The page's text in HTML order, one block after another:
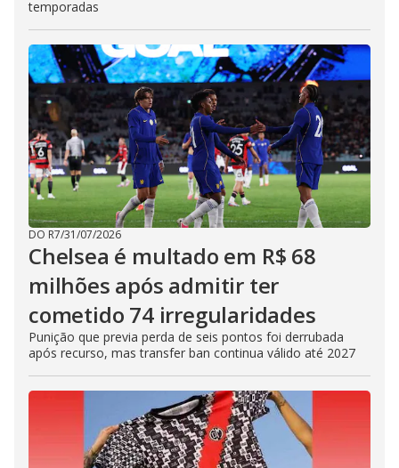
temporadas
DO R7/31/07/2026
Chelsea é multado em R$ 68
milhões após admitir ter
cometido 74 irregularidades
Punição que previa perda de seis pontos foi derrubada
após recurso, mas transfer ban continua válido até 2027